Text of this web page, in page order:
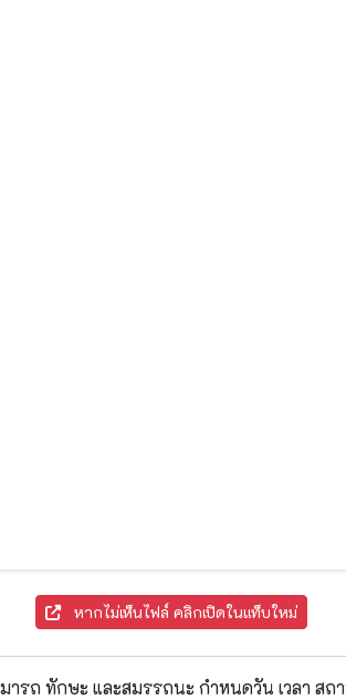
หากไม่เห็นไฟล์ คลิกเปิดในแท็บใหม่
รถ ทักษะ และสมรรถนะ กำหนดวัน เวลา ส